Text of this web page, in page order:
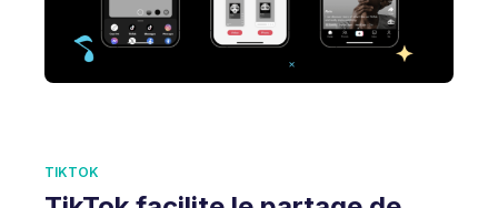
TIKTOK